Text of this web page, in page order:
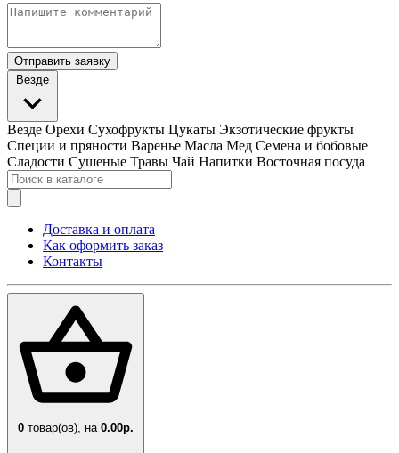
Отправить заявку
Везде
Везде Орехи Сухофрукты Цукаты Экзотические фрукты
Специи и пряности Варенье Масла Мед Семена и бобовые
Сладости Сушеные Травы Чай Напитки Восточная посуда
Доставка и оплата
Как оформить заказ
Контакты
0 товар(ов), на 0.00р.